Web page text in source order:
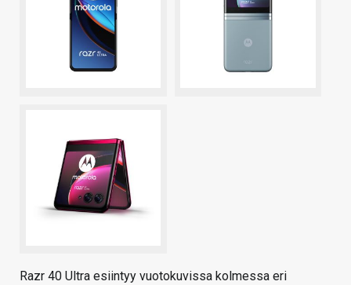
Razr 40 Ultra esiintyy vuotokuvissa kolmessa eri